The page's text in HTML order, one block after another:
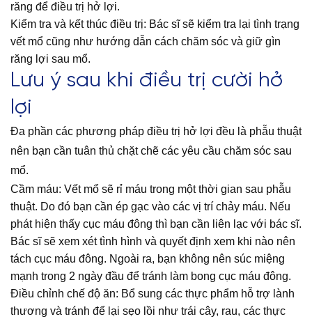
răng để điều trị hở lợi.
Kiểm tra và kết thúc điều trị: Bác sĩ sẽ kiểm tra lại tình trạng
vết mổ cũng như hướng dẫn cách chăm sóc và giữ gìn
răng lợi sau mổ.
Lưu ý sau khi điều trị cười hở
lợi
Đa phần các phương pháp điều trị hở lợi đều là phẫu thuật
nên bạn cần tuân thủ chặt chẽ các yêu cầu chăm sóc sau
mổ.
Cầm máu: Vết mổ sẽ rỉ máu trong một thời gian sau phẫu
thuật. Do đó bạn cần ép gạc vào các vị trí chảy máu. Nếu
phát hiện thấy cục máu đông thì bạn cần liên lạc với bác sĩ.
Bác sĩ sẽ xem xét tình hình và quyết định xem khi nào nên
tách cục máu đông. Ngoài ra, bạn không nên súc miệng
mạnh trong 2 ngày đầu để tránh làm bong cục máu đông.
Điều chỉnh chế độ ăn: Bổ sung các thực phẩm hỗ trợ lành
thương và tránh để lại sẹo lồi như trái cây, rau, các thực